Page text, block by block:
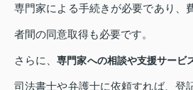
専門家による手続きが必要であり、
者間の同意取得も必要です。
さらに、専門家への相談や支援サービ
司法書士や弁護士に依頼すれば、登